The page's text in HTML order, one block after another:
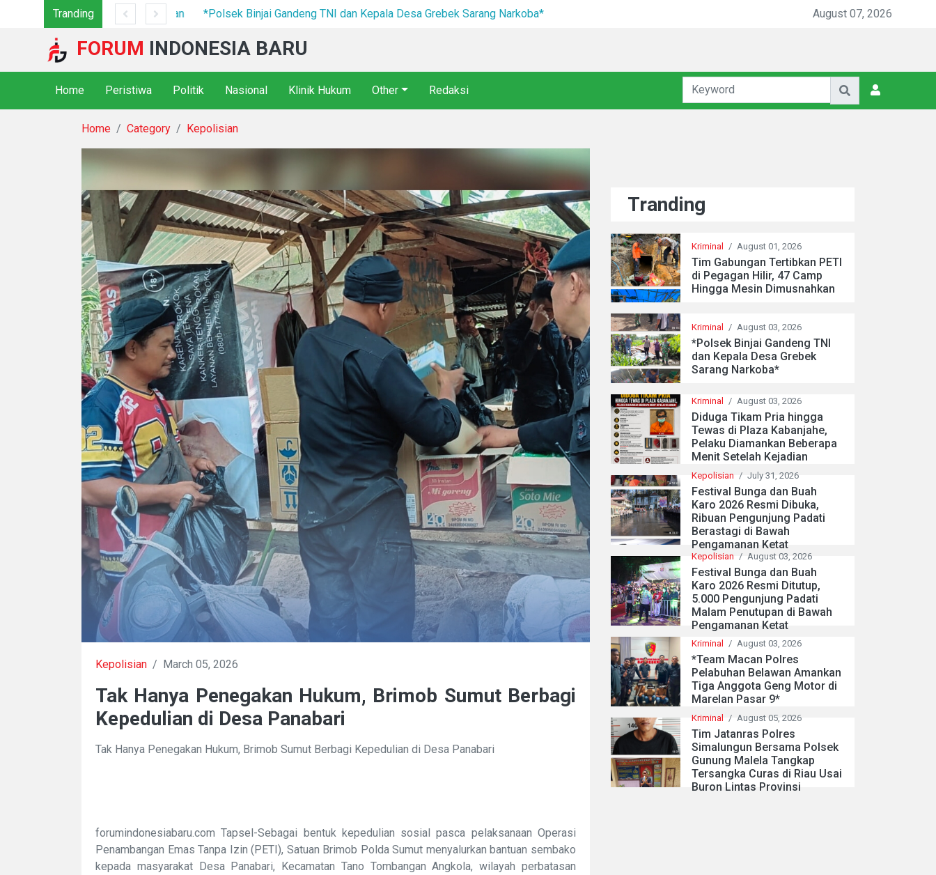
Tranding
Hingga Mesin Dimusnahkan *Polsek Binjai Gandeng TNI dan Kepala Desa Grebek Sarang Narkoba* August 07, 2026
FORUM INDONESIA BARU
Home Peristiwa Politik Nasional Klinik Hukum Other Redaksi
Home Category Kepolisian
Kepolisian / March 05, 2026
Tak Hanya Penegakan Hukum, Brimob Sumut Berbagi
Kepedulian di Desa Panabari
Tak Hanya Penegakan Hukum, Brimob Sumut Berbagi Kepedulian di Desa Panabari
forumindonesiabaru.com Tapsel-Sebagai bentuk kepedulian sosial pasca pelaksanaan Operasi
Penambangan Emas Tanpa Izin (PETI), Satuan Brimob Polda Sumut menyalurkan bantuan sembako
kepada masyarakat Desa Panabari, Kecamatan Tano Tombangan Angkola, wilayah perbatasan
Tranding
Kriminal / August 01, 2026
Tim Gabungan Tertibkan PETI
di Pegagan Hilir, 47 Camp
Hingga Mesin Dimusnahkan
Kriminal / August 03, 2026
*Polsek Binjai Gandeng TNI
dan Kepala Desa Grebek
Sarang Narkoba*
Kriminal / August 03, 2026
Diduga Tikam Pria hingga
Tewas di Plaza Kabanjahe,
Pelaku Diamankan Beberapa
Menit Setelah Kejadian
Kepolisian / July 31, 2026
Festival Bunga dan Buah
Karo 2026 Resmi Dibuka,
Ribuan Pengunjung Padati
Berastagi di Bawah
Pengamanan Ketat
Kepolisian / August 03, 2026
Festival Bunga dan Buah
Karo 2026 Resmi Ditutup,
5.000 Pengunjung Padati
Malam Penutupan di Bawah
Pengamanan Ketat
Kriminal / August 03, 2026
*Team Macan Polres
Pelabuhan Belawan Amankan
Tiga Anggota Geng Motor di
Marelan Pasar 9*
Kriminal / August 05, 2026
Tim Jatanras Polres
Simalungun Bersama Polsek
Gunung Malela Tangkap
Tersangka Curas di Riau Usai
Buron Lintas Provinsi